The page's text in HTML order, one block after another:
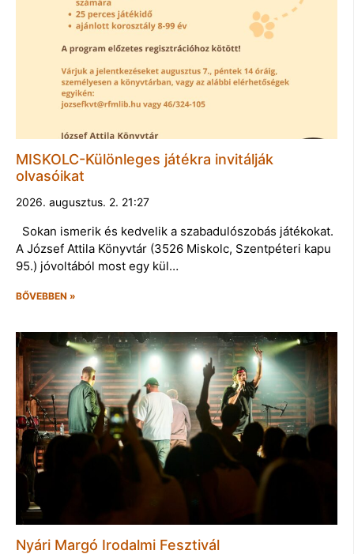
MISKOLC-Különleges játékra invitálják
olvasóikat
2026. augusztus. 2. 21:27
Sokan ismerik és kedvelik a szabadulószobás játékokat.
A József Attila Könyvtár (3526 Miskolc, Szentpéteri kapu
95.) jóvoltából most egy kül…
BŐVEBBEN »
Nyári Margó Irodalmi Fesztivál